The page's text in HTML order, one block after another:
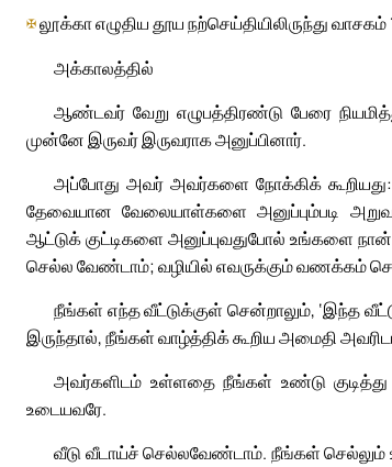
✠லூக்கா எழுதிய தூய நற்செய்தியிலிருந்து வாசகம்
அக்காலத்தில்
ஆண்டவர் வேறு எழுபத்திரண்டு பேரை
முன்னே இருவர் இருவராக அனுப்பினார்.
அப்போது அவர் அவர்களை நோக்கிக்
தேவையான வேலையாள்களை அனுப்பும்படி
ஆட்டுக் குட்டிகளை அனுப்புவதுபோல் உங்களை
செல்ல வேண்டாம்; வழியில் எவருக்கும் வணக்கம்
நீங்கள் எந்த வீட்டுக்குள் சென்றாலும், ‘இந்த
இருந்தால், நீங்கள் வாழ்த்திக் கூறிய அமைதி
அவர்களிடம் உள்ளதை நீங்கள் உண்டு
உடையவரே.
வீடு வீடாய்ச் செல்லவேண்டாம். நீங்கள்